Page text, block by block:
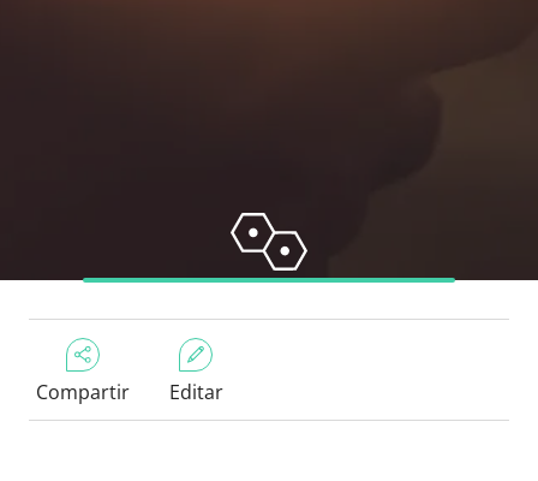
Compartir Editar